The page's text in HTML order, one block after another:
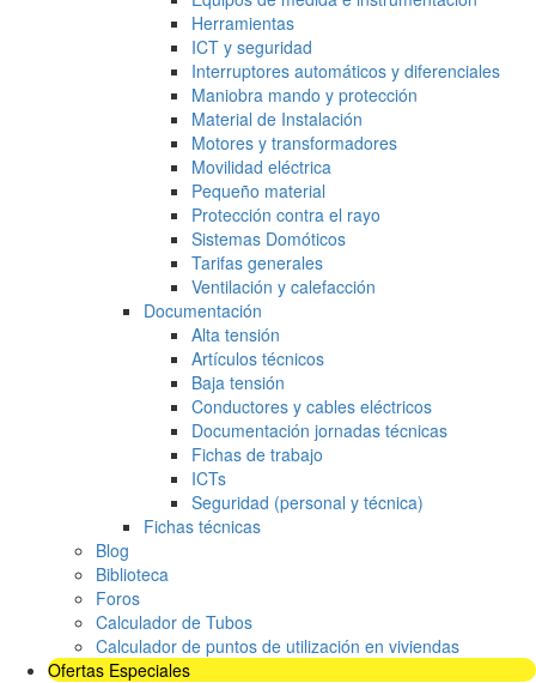
Herramientas
ICT y seguridad
Interruptores automáticos y diferenciales
Maniobra mando y protección
Material de Instalación
Motores y transformadores
Movilidad eléctrica
Pequeño material
Protección contra el rayo
Sistemas Domóticos
Tarifas generales
Ventilación y calefacción
Documentación
Alta tensión
Artículos técnicos
Baja tensión
Conductores y cables eléctricos
Documentación jornadas técnicas
Fichas de trabajo
ICTs
Seguridad (personal y técnica)
Fichas técnicas
Blog
Biblioteca
Foros
Calculador de Tubos
Calculador de puntos de utilización en viviendas
Ofertas Especiales